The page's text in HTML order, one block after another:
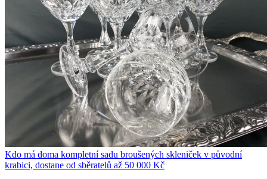
Kdo má doma kompletní sadu broušených skleniček v původní
krabici, dostane od sběratelů až 50 000 Kč